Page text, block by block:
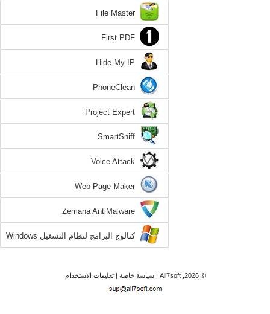
File Master
First PDF
Hide My IP
PhoneClean
Project Expert
SmartSniff
Voice Attack
Web Page Maker
Zemana AntiMalware
كتالوج البرامج لنظام التشغيل Windows
7
© 2026, All7soft | سياسة خاصة|تعليمات الاستخدام